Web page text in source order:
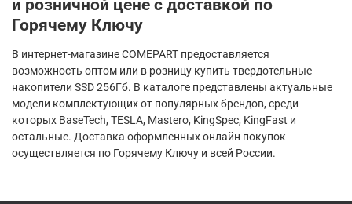
и розничной цене с доставкой по
Горячему Ключу
В интернет-магазине COMEPART предоставляется
возможность оптом или в розницу купить твердотельные
накопители SSD 256Гб. В каталоге представлены актуальные
модели комплектующих от популярных брендов, среди
которых BaseTech, TESLA, Mastero, KingSpec, KingFast и
остальные. Доставка оформленных онлайн покупок
осуществляется по Горячему Ключу и всей России.